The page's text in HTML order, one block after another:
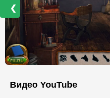
❮
Видео YouTube